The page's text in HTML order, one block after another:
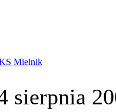
Mielnik
sierpnia